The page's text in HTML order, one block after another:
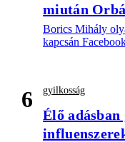
miután
Borics Mihály
kapcsán
6 gyilkosság
Élő